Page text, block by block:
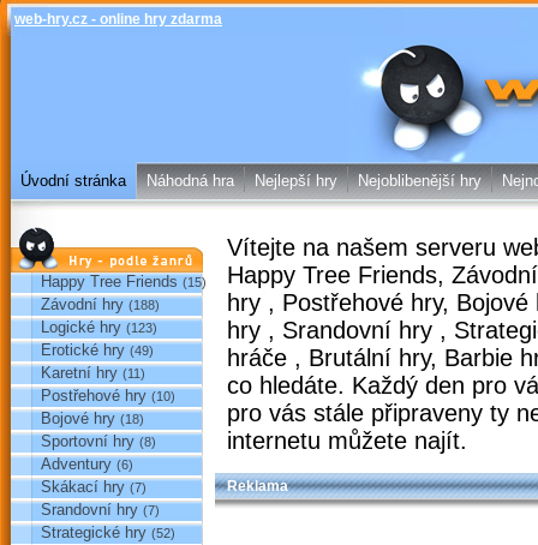
web-hry.cz - online hry zdarma
web-
Úvodní stránka Náhodná hra Nejlepší hry Nejoblibenější hry
Hry podle žánrů
Happy Tree Friends (15)
Závodní hry (188)
Logické hry (123)
Erotické hry (49)
Karetní hry (11)
Postřehové hry (10)
Bojové hry (18)
Sportovní hry (8)
Adventury (6)
Skákací hry (7)
Srandovní hry (7)
Strategické hry (52)
Vítejte na našem serveru
Happy Tree Friends,
hry , Postřehové hry,
hry , Srandovní hry ,
hráče , Brutální hry, Barbie
co hledáte. Každý den pro
pro vás stále připraveny ty
internetu můžete najít.
Reklama